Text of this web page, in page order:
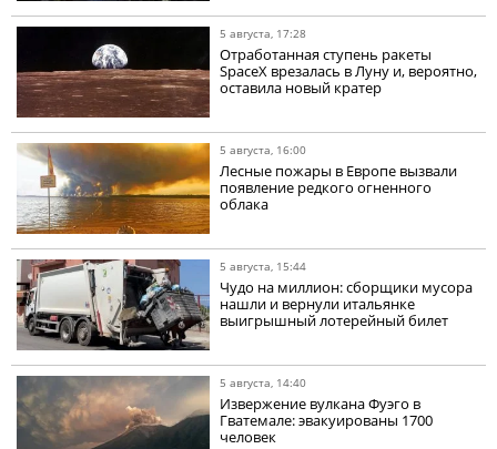
5 августа, 17:28
Отработанная ступень ракеты
SpaceX врезалась в Луну и, вероятно,
оставила новый кратер
5 августа, 16:00
Лесные пожары в Европе вызвали
появление редкого огненного
облака
5 августа, 15:44
Чудо на миллион: сборщики мусора
нашли и вернули итальянке
выигрышный лотерейный билет
5 августа, 14:40
Извержение вулкана Фуэго в
Гватемале: эвакуированы 1700
человек